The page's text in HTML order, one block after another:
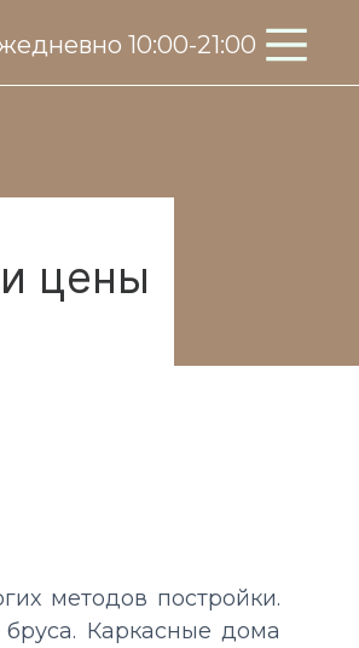
10:00-21:00
цены
методов постройки.
Каркасные дома